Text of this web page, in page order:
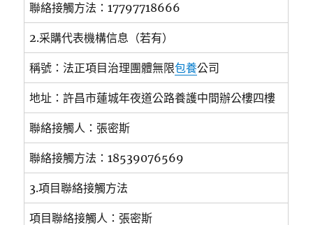
聯絡接觸方法：17797718666
2.采購代表機構信息（若有）
稱號：法正項目治理團體無限包養公司
地址：許昌市蓮城年夜道公路養護中間辦公樓四樓
聯絡接觸人：張密斯
聯絡接觸方法：18539076569
3.項目聯絡接觸方法
項目聯絡接觸人：張密斯